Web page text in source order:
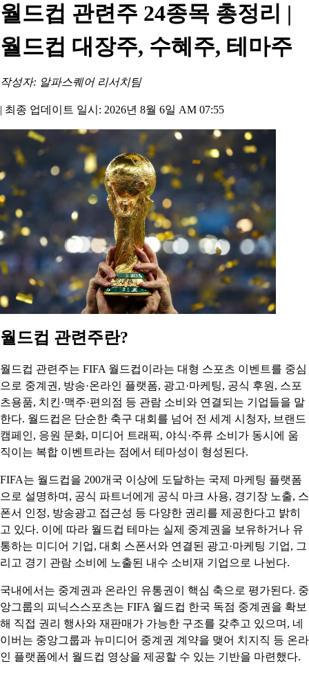
월드컵 관련주 24종목 총정리 |
월드컵 대장주, 수혜주, 테마주
작성자: 알파스퀘어 리서치팀
| 최종 업데이트 일시: 2026년 8월 6일 AM 07:55
월드컵 관련주란?
월드컵 관련주는 FIFA 월드컵이라는 대형 스포츠 이벤트를 중심
으로 중계권, 방송·온라인 플랫폼, 광고·마케팅, 공식 후원, 스포
츠용품, 치킨·맥주·편의점 등 관람 소비와 연결되는 기업들을 말
한다. 월드컵은 단순한 축구 대회를 넘어 전 세계 시청자, 브랜드
캠페인, 응원 문화, 미디어 트래픽, 야식·주류 소비가 동시에 움
직이는 복합 이벤트라는 점에서 테마성이 형성된다.
FIFA는 월드컵을 200개국 이상에 도달하는 국제 마케팅 플랫폼
으로 설명하며, 공식 파트너에게 공식 마크 사용, 경기장 노출, 스
폰서 인정, 방송광고 접근성 등 다양한 권리를 제공한다고 밝히
고 있다. 이에 따라 월드컵 테마는 실제 중계권을 보유하거나 유
통하는 미디어 기업, 대회 스폰서와 연결된 광고·마케팅 기업, 그
리고 경기 관람 소비에 노출된 내수 소비재 기업으로 나뉜다.
국내에서는 중계권과 온라인 유통권이 핵심 축으로 평가된다. 중
앙그룹의 피닉스스포츠는 FIFA 월드컵 한국 독점 중계권을 확보
해 직접 권리 행사와 재판매가 가능한 구조를 갖추고 있으며, 네
이버는 중앙그룹과 뉴미디어 중계권 계약을 맺어 치지직 등 온라
인 플랫폼에서 월드컵 영상을 제공할 수 있는 기반을 마련했다.